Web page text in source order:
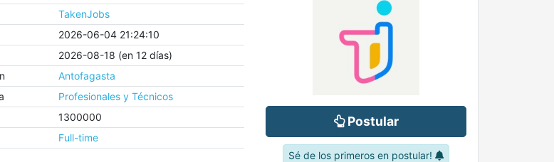
TakenJobs
2026-06-04 21:24:10
2026-08-18 (en 12 días)
Antofagasta
Profesionales y Técnicos
1300000
Full-time
Postular
Sé de los primeros en postular!